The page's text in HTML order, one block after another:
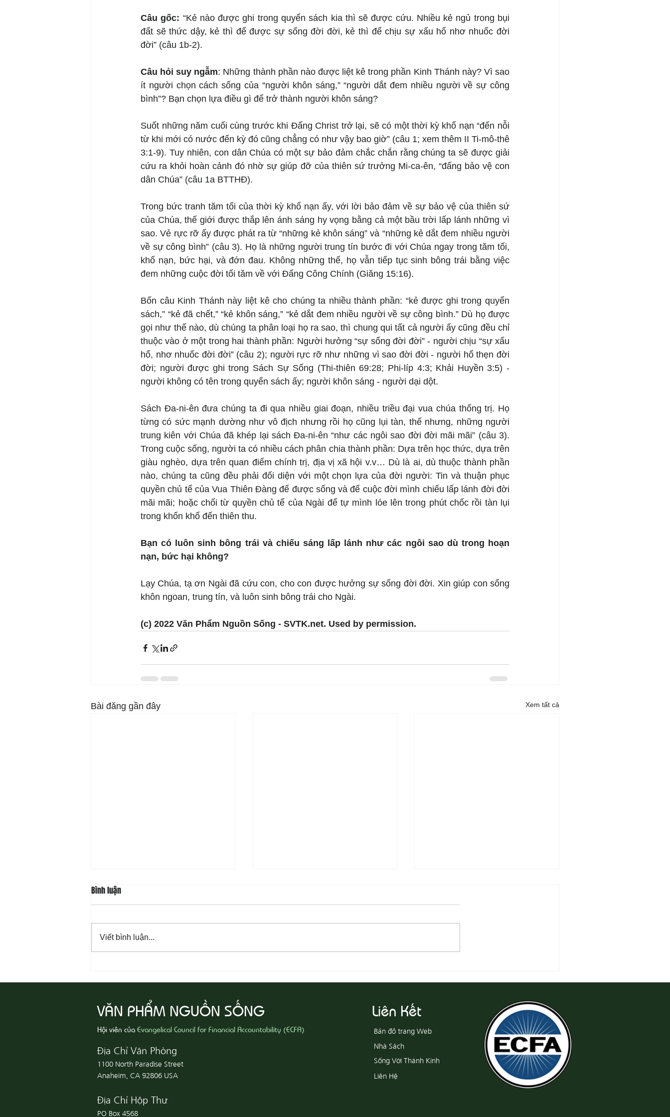
Câu gốc: “Kẻ nào được ghi trong quyển sách kia thì sẽ được cứu. Nhiều kẻ ngủ trong bụi
đất sẽ thức dậy, kẻ thì để được sự sống đời đời, kẻ thì để chịu sự xấu hổ nhơ nhuốc đời
đời” (câu 1b-2).
Câu hỏi suy ngẫm: Những thành phần nào được liệt kê trong phần Kinh Thánh này? Vì sao
ít người chọn cách sống của “người khôn sáng,” “người dắt đem nhiều người về sự công
bình”? Bạn chọn lựa điều gì để trở thành người khôn sáng?
Suốt những năm cuối cùng trước khi Đấng Christ trở lại, sẽ có một thời kỳ khổ nạn “đến nỗi
từ khi mới có nước đến kỳ đó cũng chẳng có như vậy bao giờ” (câu 1; xem thêm II Ti-mô-thê
3:1-9). Tuy nhiên, con dân Chúa có một sự bảo đảm chắc chắn rằng chúng ta sẽ được giải
cứu ra khỏi hoàn cảnh đó nhờ sự giúp đỡ của thiên sứ trưởng Mi-ca-ên, “đấng bảo vệ con
dân Chúa” (câu 1a BTTHĐ).
Trong bức tranh tăm tối của thời kỳ khổ nạn ấy, với lời bảo đảm về sự bảo vệ của thiên sứ
của Chúa, thế giới được thắp lên ánh sáng hy vọng bằng cả một bầu trời lấp lánh những vì
sao. Vẻ rực rỡ ấy được phát ra từ “những kẻ khôn sáng” và “những kẻ dắt đem nhiều người
về sự công bình” (câu 3). Họ là những người trung tín bước đi với Chúa ngay trong tăm tối,
khổ nạn, bức hại, và đớn đau. Không những thế, họ vẫn tiếp tục sinh bông trái bằng việc
đem những cuộc đời tối tăm về với Đấng Công Chính (Giăng 15:16).
Bốn câu Kinh Thánh này liệt kê cho chúng ta nhiều thành phần: “kẻ được ghi trong quyển
sách,” “kẻ đã chết,” “kẻ khôn sáng,” “kẻ dắt đem nhiều người về sự công bình.” Dù họ được
gọi như thế nào, dù chúng ta phân loại họ ra sao, thì chung qui tất cả người ấy cũng đều chỉ
thuộc vào ở một trong hai thành phần: Người hưởng “sự sống đời đời” - người chịu “sự xấu
hổ, nhơ nhuốc đời đời” (câu 2); người rực rỡ như những vì sao đời đời - người hổ thẹn đời
đời; người được ghi trong Sách Sự Sống (Thi-thiên 69:28; Phi-líp 4:3; Khải Huyền 3:5) -
người không có tên trong quyển sách ấy; người khôn sáng - người dại dột.
Sách Đa-ni-ên đưa chúng ta đi qua nhiều giai đoạn, nhiều triều đại vua chúa thống trị. Họ
từng có sức mạnh dường như vô địch nhưng rồi họ cũng lụi tàn, thế nhưng, những người
trung kiên với Chúa đã khép lại sách Đa-ni-ên “như các ngôi sao đời đời mãi mãi” (câu 3).
Trong cuộc sống, người ta có nhiều cách phân chia thành phần: Dựa trên học thức, dựa trên
giàu nghèo, dựa trên quan điểm chính trị, địa vị xã hội v.v… Dù là ai, dù thuộc thành phần
nào, chúng ta cũng đều phải đối diện với một chọn lựa của đời người: Tin và thuận phục
quyền chủ tể của Vua Thiên Đàng để được sống và để cuộc đời mình chiếu lấp lánh đời đời
mãi mãi; hoặc chối từ quyền chủ tể của Ngài để tự mình lóe lên trong phút chốc rồi tàn lụi
trong khốn khổ đến thiên thu.
Bạn có luôn sinh bông trái và chiếu sáng lấp lánh như các ngôi sao dù trong hoạn
nạn, bức hại không?
Lạy Chúa, tạ ơn Ngài đã cứu con, cho con được hưởng sự sống đời đời. Xin giúp con sống
khôn ngoan, trung tín, và luôn sinh bông trái cho Ngài.
(c) 2022 Văn Phẩm Nguồn Sống - SVTK.net. Used by permission.
Bài đăng gần đây Xem tất cả
08-07 Nhân Từ Và Chân Thật
Khổ
Bình luận
Viết bình luận...
VĂN PHẨM NGUỒN SỐNG
Hội viên củaEvangelical Council for Financial Accountability (ECFA)
Địa Chỉ Văn Phòng
1100 North Paradise Street
Anaheim, CA 92806 USA
Địa Chỉ Hộp Thư
PO Box 4568
Liên Kết
Bản đồ trang Web
Nhà Sách
Sống Với Thánh Kinh
Liên Hệ